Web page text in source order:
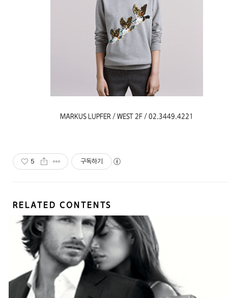
MARKUS LUPFER / WEST 2F / 02.3449.4221
5 구독하기
RELATED CONTENTS